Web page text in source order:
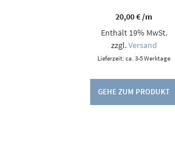
20,00€/m
Enthält 19% MwSt.
zzgl.Versand
Lieferzeit: ca. 3-5 Werktage
GEHE ZUM PRODUKT